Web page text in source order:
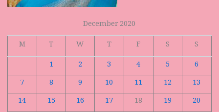
December 2020
M
T W T F S
S
1
2 3 4 5
6
7
8 9 10 11 12
13
14
15 16 17 18 19
20